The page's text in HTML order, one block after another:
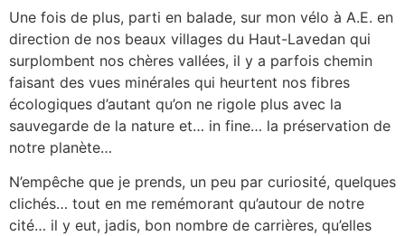
Une fois de plus, parti en balade, sur mon vélo à A.E. en
direction de nos beaux villages du Haut-Lavedan qui
surplombent nos chères vallées, il y a parfois chemin
faisant des vues minérales qui heurtent nos fibres
écologiques d’autant qu’on ne rigole plus avec la
sauvegarde de la nature et… in fine… la préservation de
notre planète…
N’empêche que je prends, un peu par curiosité, quelques
clichés… tout en me remémorant qu’autour de notre
cité… il y eut, jadis, bon nombre de carrières, qu’elles